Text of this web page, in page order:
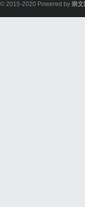
© 2015-2020 Powered by 崇文